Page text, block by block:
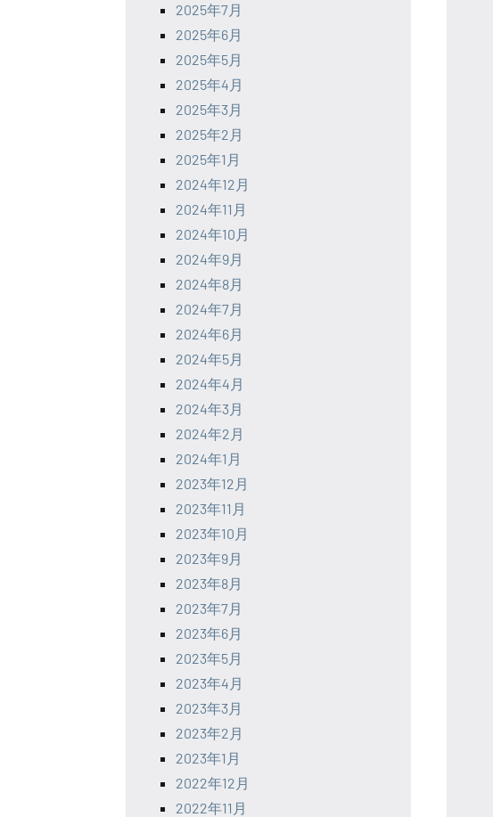
2025年7月
2025年6月
2025年5月
2025年4月
2025年3月
2025年2月
2025年1月
2024年12月
2024年11月
2024年10月
2024年9月
2024年8月
2024年7月
2024年6月
2024年5月
2024年4月
2024年3月
2024年2月
2024年1月
2023年12月
2023年11月
2023年10月
2023年9月
2023年8月
2023年7月
2023年6月
2023年5月
2023年4月
2023年3月
2023年2月
2023年1月
2022年12月
2022年11月